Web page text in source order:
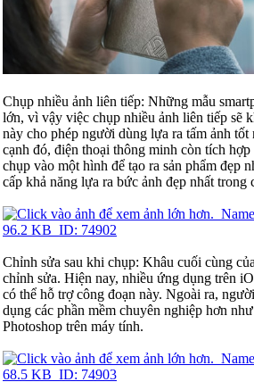
Chụp nhiều ảnh liên tiếp: Những mẫu
lớn, vì vậy việc chụp nhiều ảnh liên tiếp sẽ
này cho phép người dùng lựa ra tấm ảnh tốt
cạnh đó, điện thoại thông minh còn tích
chụp vào một hình để tạo ra sản phẩm đẹp
cấp khả năng lựa ra bức ảnh đẹp nhất trong
Chỉnh sửa sau khi chụp: Khâu cuối cùng
chỉnh sửa. Hiện nay, nhiều ứng dụng trên
có thể hỗ trợ công đoạn này. Ngoài ra,
dụng các phần mềm chuyên nghiệp hơn
Photoshop trên máy tính.